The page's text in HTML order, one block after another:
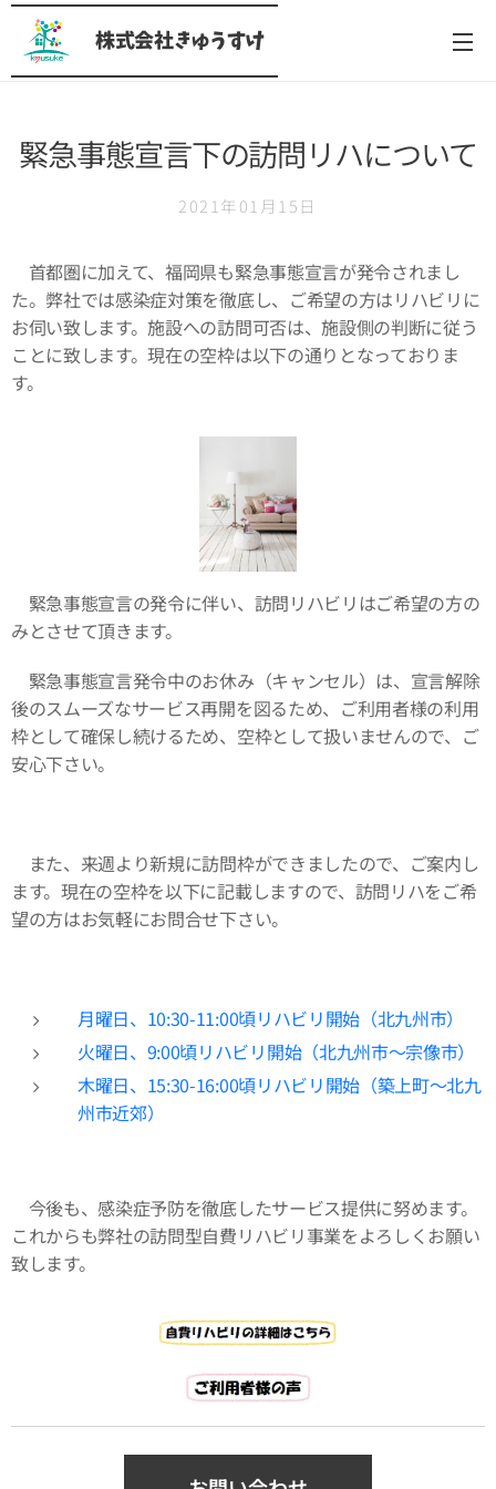
株式会社きゅうすけ
緊急事態宣言下の訪問リハについて
2021年01月15日
首都圏に加えて、福岡県も緊急事態宣言が発令されまし
た。弊社では感染症対策を徹底し、ご希望の方はリハビリに
お伺い致します。施設への訪問可否は、施設側の判断に従う
ことに致します。現在の空枠は以下の通りとなっておりま
す。
緊急事態宣言の発令に伴い、訪問リハビリはご希望の方の
みとさせて頂きます。
緊急事態宣言発令中のお休み（キャンセル）は、宣言解除
後のスムーズなサービス再開を図るため、ご利用者様の利用
枠として確保し続けるため、空枠として扱いませんので、ご
安心下さい。
また、来週より新規に訪問枠ができましたので、ご案内し
ます。現在の空枠を以下に記載しますので、訪問リハをご希
望の方はお気軽にお問合せ下さい。
月曜日、10:30-11:00頃リハビリ開始（北九州市）
火曜日、9:00頃リハビリ開始（北九州市～宗像市）
木曜日、15:30-16:00頃リハビリ開始（築上町～北九
州市近郊）
今後も、感染症予防を徹底したサービス提供に努めます。
これからも弊社の訪問型自費リハビリ事業をよろしくお願い
致します。